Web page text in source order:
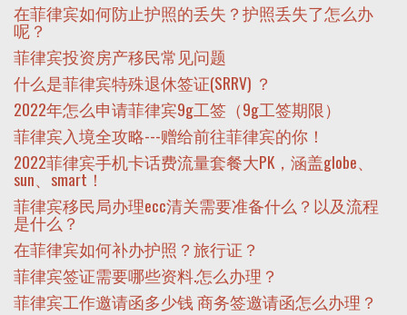
在菲律宾如何防止护照的丢失？护照丢失了怎么办
呢？
菲律宾投资房产移民常见问题
什么是菲律宾特殊退休签证(SRRV) ？
2022年怎么申请菲律宾9g工签（9g工签期限）
菲律宾入境全攻略---赠给前往菲律宾的你！
2022菲律宾手机卡话费流量套餐大PK，涵盖globe、
sun、smart！
菲律宾移民局办理ecc清关需要准备什么？以及流程
是什么？
在菲律宾如何补办护照？旅行证？
菲律宾签证需要哪些资料.怎么办理？
菲律宾工作邀请函多少钱 商务签邀请函怎么办理？